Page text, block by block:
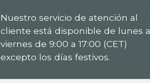
Nuestro servicio de atención al
cliente está disponible de lunes a
viernes de 9:00 a 17:00 (CET)
excepto los días festivos.